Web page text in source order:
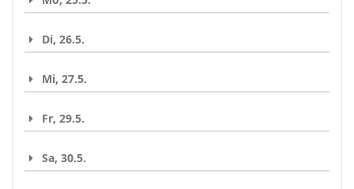
auswählen
Di, 26.5.
Mi, 27.5.
Fr, 29.5.
Sa, 30.5.